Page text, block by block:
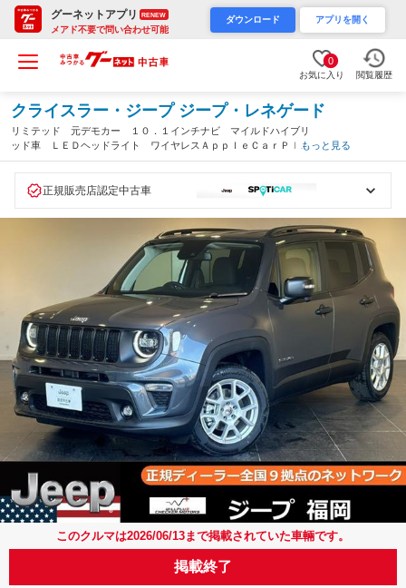
グーネットアプリ RENEW
メアド不要で問い合わせ可能
ダウンロード アプリを開く
0
お気に入り 閲覧履歴
クライスラー・ジープ ジープ・レネゲード
リミテッド 元デモカー １０．１インチナビ マイルドハイブリ
ッド車 ＬＥＤヘッドライト ワイヤレスＡｐｐｌｅＣａｒＰｌａ
ｙ ＥＴＣ２．０ バックカメラ アダプティブクルーズコントロ
もっと見る
正規販売店認定中古車
このクルマは2026/06/13まで掲載されていた車輛です。
掲載終了